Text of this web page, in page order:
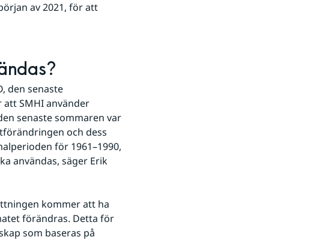
av 2021, för att
den senaste
att SMHI använder
senaste sommaren var
och dess
för 1961–1990,
användas, säger Erik
kommer att ha
förändras. Detta för
som baseras på